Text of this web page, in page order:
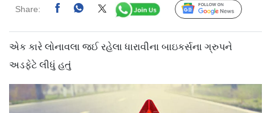
Share: Follow Us
એક કારે લોનાવલા જઈ રહેલા ધારાવીના બાઇકર્સના ગ્રુપને
અડફેટે લીધું હતું